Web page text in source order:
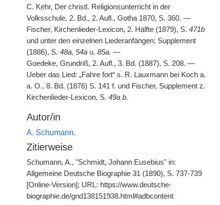
C. Kehr, Der christl. Religionsunterricht in der
Volksschule, 2. Bd., 2. Aufl., Gotha 1870, S. 360. —
Fischer, Kirchenlieder-Lexicon, 2. Hälfte (1879), S. 471b
und unter den einzelnen Liederanfängen; Supplement
(1886), S. 48a, 54a u. 85a. —
Goedeke, Grundriß, 2. Aufl., 3. Bd. (1887), S. 208. —
Ueber das Lied: „Fahre fort“ s. R. Lauxmann bei Koch a.
a. O., 8. Bd. (1876) S. 141 f. und Fischer, Supplement z.
Kirchenlieder-Lexicon, S. 49a b.
Autor/in
A. Schumann.
Zitierweise
Schumann, A., "Schmidt, Johann Eusebius" in:
Allgemeine Deutsche Biographie 31 (1890), S. 737-739
[Online-Version]; URL: https://www.deutsche-
biographie.de/gnd138151938.html#adbcontent